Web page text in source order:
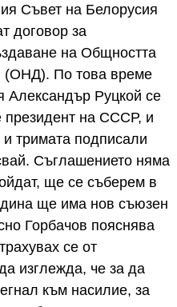
Съвет на Белорусия
договор за
на Общността
(ОНД). По това време
Александър Руцкой се
президент на СССР, и
тримата подписали
Съглашението няма
ще се съберем в
ще има нов съюзен
Горбачов пояснява
се от
изглежда, че за да
към насилие, за